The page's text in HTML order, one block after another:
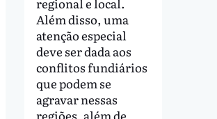
Além disso, uma
atenção especial
deve ser dada aos
conflitos fundiários
que podem se
agravar nessas
regiões, além de